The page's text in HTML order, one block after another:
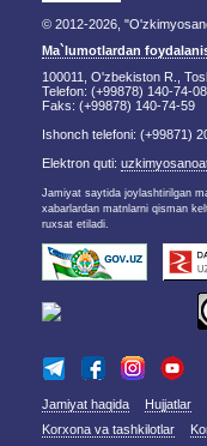
© 2012-2026,
Ma`lumotlardan
100011, O'zbekiston R.,
Telefon: (+99878) 140-74-08
Faks: (+99878) 140-74-59
Ishonch telefoni: (+99871)
Elektron quti:
Jamiyat saytida joylashtirilgan
xabarlardan matnlarni qisman
ruxsat etiladi.
Jamiyat haqida Hujjatlar
Korxona va tashkilotlar